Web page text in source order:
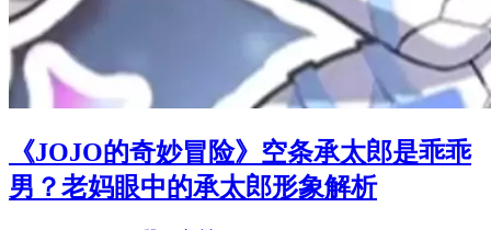
《JOJO的奇妙冒险》空条承太郎是乖乖
男？老妈眼中的承太郎形象解析